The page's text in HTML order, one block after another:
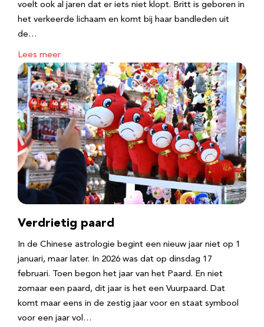
voelt ook al jaren dat er iets niet klopt. Britt is geboren in
het verkeerde lichaam en komt bij haar bandleden uit
de…
Lees meer
Verdrietig paard
In de Chinese astrologie begint een nieuw jaar niet op 1
januari, maar later. In 2026 was dat op dinsdag 17
februari. Toen begon het jaar van het Paard. En niet
zomaar een paard, dit jaar is het een Vuurpaard. Dat
komt maar eens in de zestig jaar voor en staat symbool
voor een jaar vol…